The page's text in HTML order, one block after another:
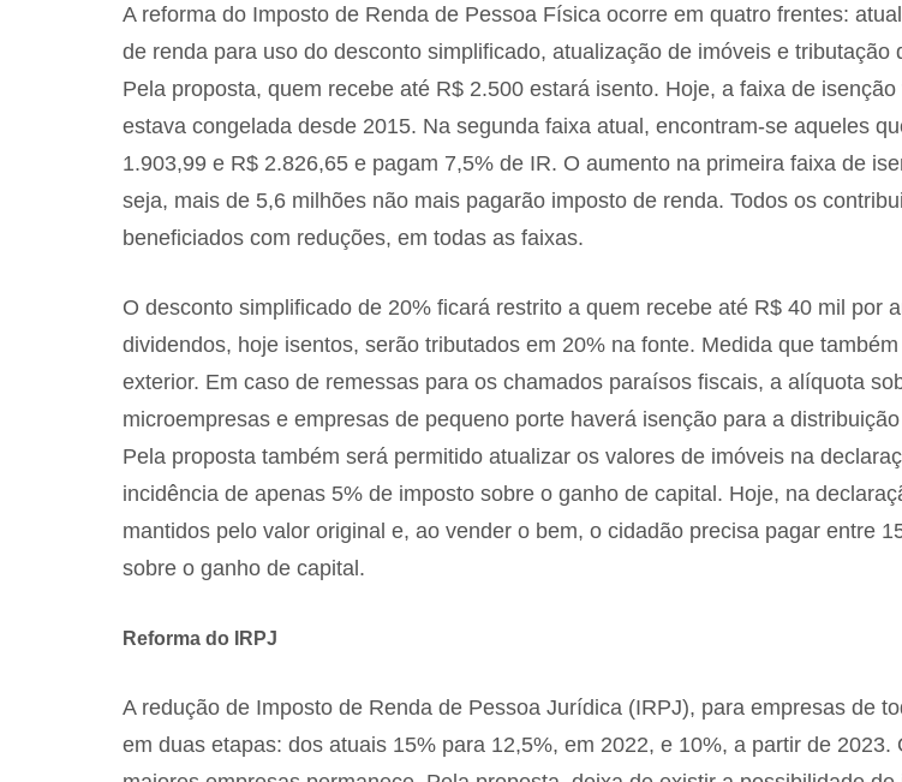
A reforma do Imposto de Renda de Pessoa Física ocorre em quatro frentes:
de renda para uso do desconto simplificado, atualização de imóveis e tributação
Pela proposta, quem recebe até R$ 2.500 estará isento. Hoje, a faixa de
estava congelada desde 2015. Na segunda faixa atual, encontram-se aqueles
1.903,99 e R$ 2.826,65 e pagam 7,5% de IR. O aumento na primeira faixa de
seja, mais de 5,6 milhões não mais pagarão imposto de renda. Todos os
beneficiados com reduções, em todas as faixas.
O desconto simplificado de 20% ficará restrito a quem recebe até R$ 40 mil por
dividendos, hoje isentos, serão tributados em 20% na fonte. Medida que
exterior. Em caso de remessas para os chamados paraísos fiscais, a alíquota
microempresas e empresas de pequeno porte haverá isenção para a
Pela proposta também será permitido atualizar os valores de imóveis na
incidência de apenas 5% de imposto sobre o ganho de capital. Hoje, na
mantidos pelo valor original e, ao vender o bem, o cidadão precisa pagar entre
sobre o ganho de capital.
Reforma do IRPJ
A redução de Imposto de Renda de Pessoa Jurídica (IRPJ), para empresas de
em duas etapas: dos atuais 15% para 12,5%, em 2022, e 10%, a partir de 2023.